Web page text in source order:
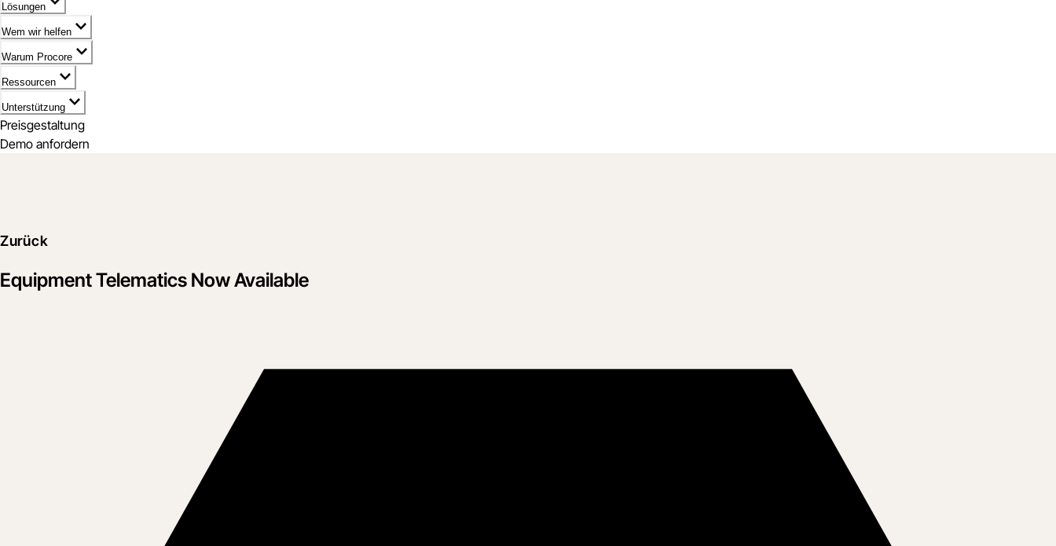
Lösungen
Wem wir helfen
Warum Procore
Ressourcen
Unterstützung
Preisgestaltung
Demo anfordern
Zurück
Equipment Telematics Now Available